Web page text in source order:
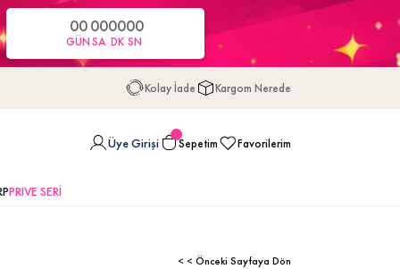
00
GÜN
00
SA
00
DK
00
SN
Kolay İade Kargom Nerede
Üye Girişi Sepetim Favorilerim
PRIVE SERİ
< < Önceki Sayfaya Dön